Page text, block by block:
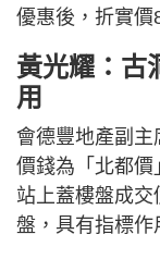
優惠後，折實價
黃光耀：古
用
會德豐地產副主
價錢為「北都
站上蓋樓盤成
盤，具有指標作